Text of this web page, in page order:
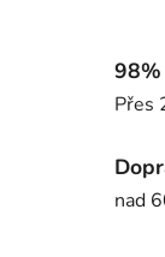
98%
Přes
nad